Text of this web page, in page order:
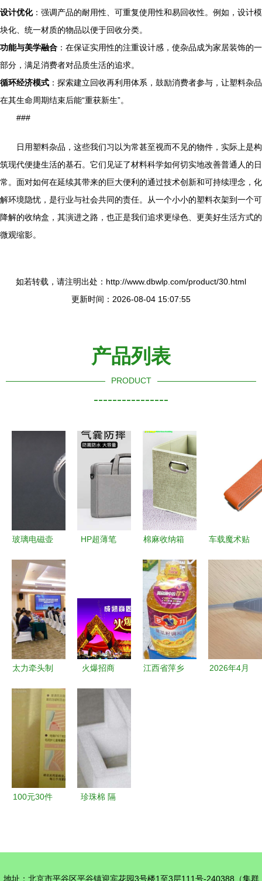
设计优化：强调产品的耐用性、可重复使用性和易回收性。例如，设计模
块化、统一材质的物品以便于回收分类。
功能与美学融合 ：在保证实用性的注重设计感，使杂品成为家居装饰的一
部分，满足消费者对品质生活的追求。
循环经济模式 ：探索建立回收再利用体系，鼓励消费者参与，让塑料杂品
在其生命周期结束后能“重获新生”。
###
日用塑料杂品，这些我们习以为常甚至视而不见的物件，实际上是构
筑现代便捷生活的基石。它们见证了材料科学如何切实地改善普通人的日
常。面对如何在延续其带来的巨大便利的通过技术创新和可持续理念，化
解环境隐忧，是行业与社会共同的责任。从一个小小的塑料衣架到一个可
降解的收纳盒，其演进之路，也正是我们追求更绿色、更美好生活方式的
微观缩影。
如若转载，请注明出处：http://www.dbwlp.com/product/30.html
更新时间：2026-08-04 15:07:55
产品列表
PRODUCT
----------------
玻璃电磁壶
心然日杂的
耐高温茶具
选购推荐
HP超薄笔
妙搭配
棉麻收纳箱
的自然美学
与实用智慧
车载魔术贴
备箱空间，
有格有效
太力牵头制
空吸盘类产
品通用技术
要求》国家
标准 日用
杂品行业的
新里程碑
火爆招商
业的黄金机
遇
江西省萍乡
2026年4月
100元30件
珍珠棉 隔
地址：北京市平谷区平谷镇迎宾花园3号楼1至3层111号-240388（集群